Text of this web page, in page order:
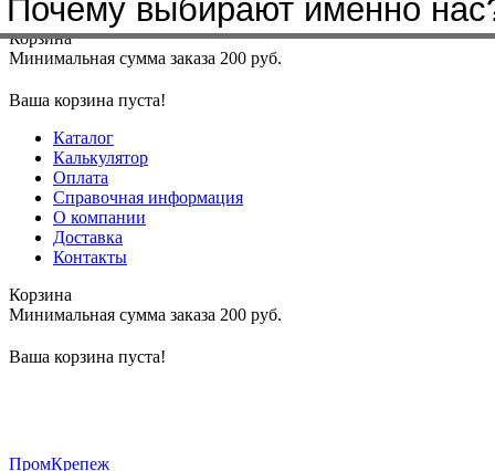
Меню+7(4912)50-37-50sbit@krep62.ru
Корзина
Минимальная сумма заказа 200 руб.
Ваша корзина пуста!
Каталог
Калькулятор
Оплата
Справочная информация
О компании
Доставка
Контакты
Корзина
Минимальная сумма заказа 200 руб.
Ваша корзина пуста!
ПромКрепеж
Почему выбирают именно